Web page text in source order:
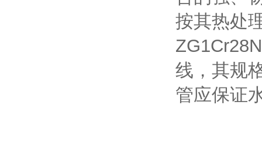
按其热处
线，其规
管应保证